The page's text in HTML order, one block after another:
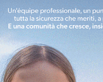
Fiorentino l’uomo
Levane nel 2020
Cronaca 5 Agosto 2026
Continuano le
Prefettura: “In caso
il 112”